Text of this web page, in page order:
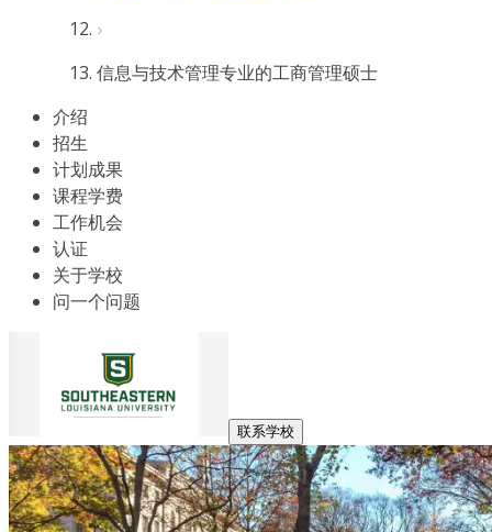
信息与技术管理专业的工商管理硕士
介绍
招生
计划成果
课程学费
工作机会
认证
关于学校
问一个问题
联系学校